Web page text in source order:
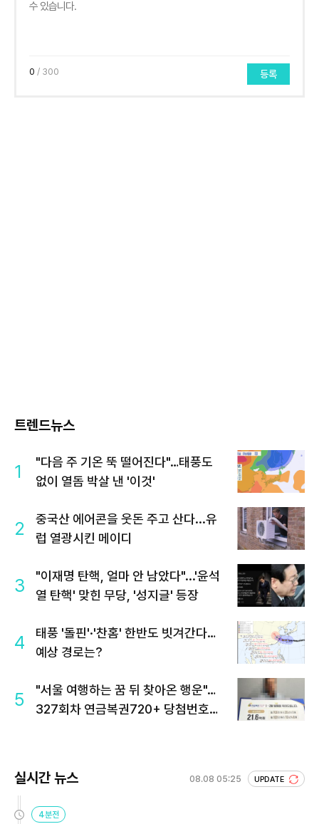
0 / 300 등록
트렌드뉴스
1
"다음 주 기온 뚝 떨어진다"…태풍도
없이 열돔 박살 낸 '이것'
2
중국산 에어콘을 웃돈 주고 산다...유
럽 열광시킨 메이디
3
"이재명 탄핵, 얼마 안 남았다"...'윤석
열 탄핵' 맞힌 무당, '성지글' 등장
4
태풍 '돌핀'·'찬홈' 한반도 빗겨간다…
예상 경로는?
5
"서울 여행하는 꿈 뒤 찾아온 행운"…
327회차 연금복권720+ 당첨번호조
실시간 뉴스 08.08 05:25 UPDATE
4분전